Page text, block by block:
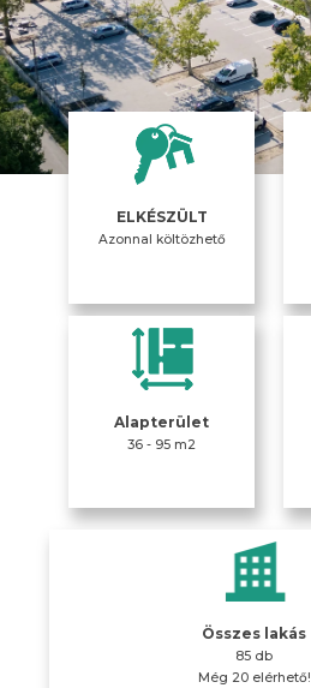
ELKÉSZÜLT
Azonnal költözhető
Alapterület
36 - 95 m2
Összes lakás
85 db
Még 20 elérhető!